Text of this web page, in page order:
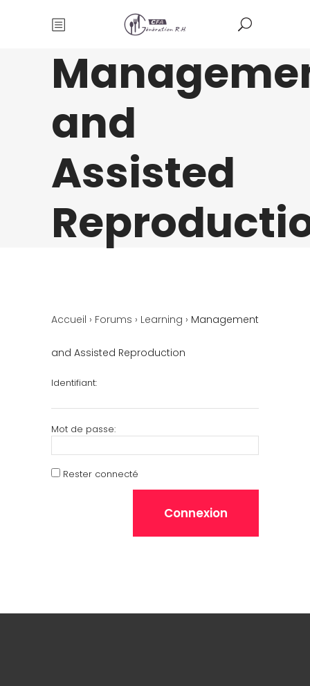
and
Assisted
Accueil › Forums › Learning › Management
and Assisted Reproduction
Identifiant:
Mot de passe:
Rester connecté
Connexion